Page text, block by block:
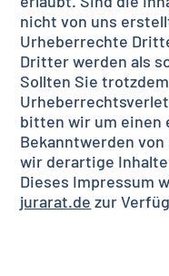
nicht von uns
Urheberrechte
Dritter werden als
Sollten Sie
bitten wir um einen
Bekanntwerden
wir derartige
Dieses Impressum
jurarat.de zur